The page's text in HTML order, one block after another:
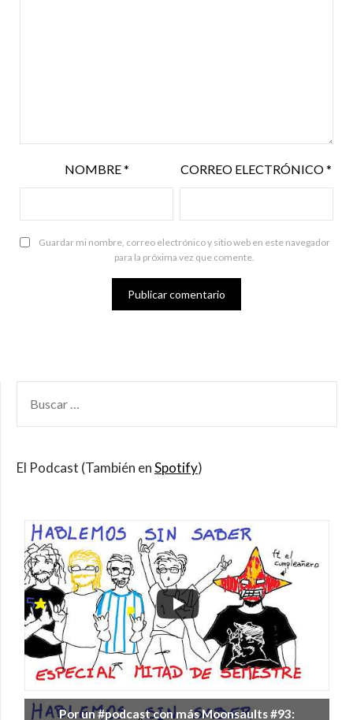
NOMBRE* CORREO ELECTRÓNICO*
Guardar mi nombre, correo electrónico y sitio web en este navegador
para la próxima vez que comente.
POR:
El Podcast (También enSpotify)
Por un #podcast con más Moonsaults #93: